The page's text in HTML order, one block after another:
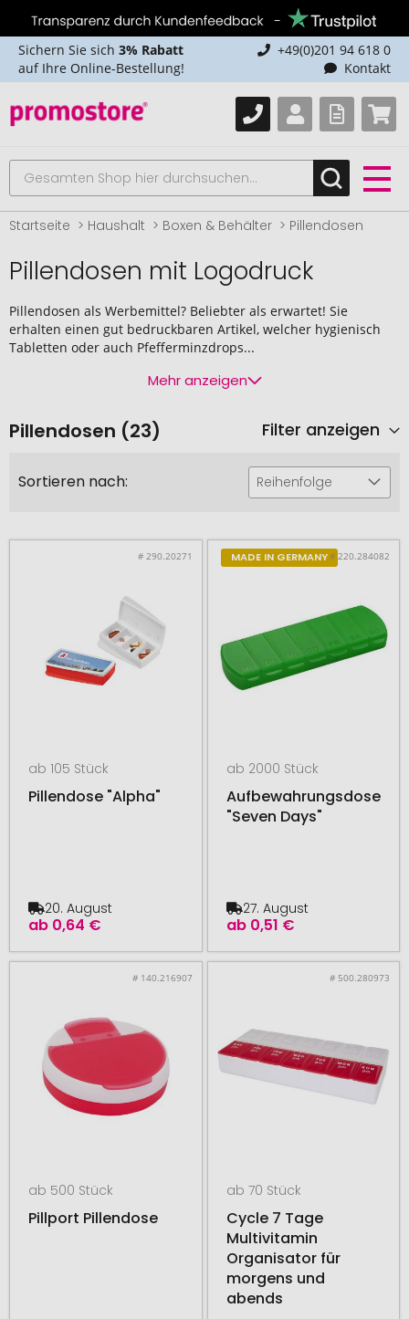
Sichern Sie sich 3% Rabatt
auf Ihre Online-Bestellung!
+49(0)201 94 618 0
Kontakt
Startseite Haushalt Boxen & Behälter Pillendosen
Pillendosen mit Logodruck
Pillendosen als Werbemittel? Beliebter als erwartet! Sie
erhalten einen gut bedruckbaren Artikel, welcher hygienisch
Tabletten oder auch Pfefferminzdrops...
Mehr anzeigen
Pillendosen (23) Filter anzeigen
Sortieren nach: Reihenfolge
# 290.20271
ab 105 Stück
Pillendose "Alpha"
ab 0,64 €
20. August
MADE IN GERMANY# 220.284082
ab 2000 Stück
Aufbewahrungsdose
"Seven Days"
ab 0,51 €
27. August
# 140.216907
ab 500 Stück
Pillport Pillendose
# 500.280973
ab 70 Stück
Cycle 7 Tage
Multivitamin
Organisator für
morgens und
abends